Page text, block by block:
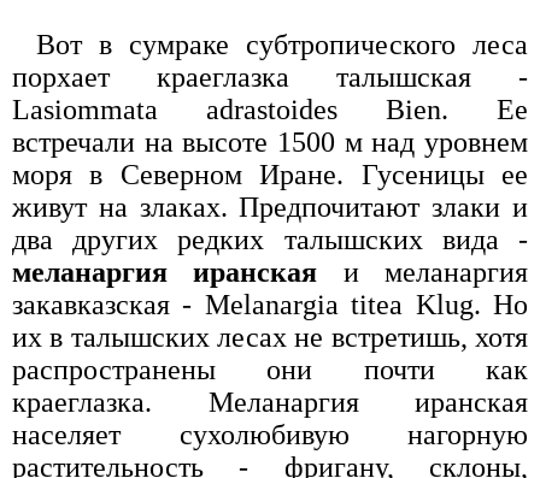
Вот в сумраке субтропического леса
порхает краеглазка талышская -
Lasiommata adrastoides Bien. Ее
встречали на высоте 1500 м над уровнем
моря в Северном Иране. Гусеницы ее
живут на злаках. Предпочитают злаки и
два других редких талышских вида -
меланаргия иранская и меланаргия
закавказская - Melanargia titea Klug. Но
их в талышских лесах не встретишь, хотя
распространены они почти как
краеглазка. Меланаргия иранская
населяет сухолюбивую нагорную
растительность - фригану, склоны,